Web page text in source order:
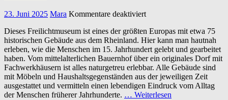
23. Juni 2025 Mara Kommentare deaktiviertfür
erleben
im
LVR-
Freilichtmuseum
Kommern
Dieses Freilichtmuseum ist eines der größten Europas mit etwa 75
historischen Gebäude aus dem Rheinland. Hier kann man hautnah
erleben, wie die Menschen im 15. Jahrhundert gelebt und gearbeitet
haben. Vom mittelalterlichen Bauernhof über ein originales Dorf mit
Fachwerkhäusern ist alles naturgetreu erlebbar. Alle Gebäude sind
mit Möbeln und Haushaltsgegenständen aus der jeweiligen Zeit
ausgestattet und vermitteln einen lebendigen Eindruck vom Alltag
der Menschen früherer Jahrhunderte. … Weiterlesen